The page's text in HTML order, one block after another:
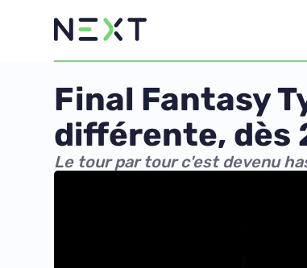
Final Fantasy
différente, dès
Le tour par tour c'est devenu